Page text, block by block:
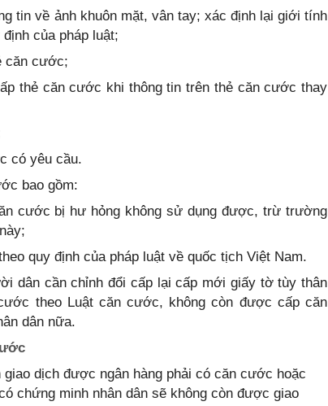
tin về ảnh khuôn mặt, vân tay; xác định lại giới tính
của pháp luật;
căn cước;
thẻ căn cước khi thông tin trên thẻ căn cước thay
có yêu cầu.
bao gồm:
cước bị hư hỏng không sử dụng được, trừ trường
quy định của pháp luật về quốc tịch Việt Nam.
dân cần chỉnh đổi cấp lại cấp mới giấy tờ tùy thân
theo Luật căn cước, không còn được cấp căn
dân nữa.
dịch được ngân hàng phải có căn cước hoặc
chứng minh nhân dân sẽ không còn được giao